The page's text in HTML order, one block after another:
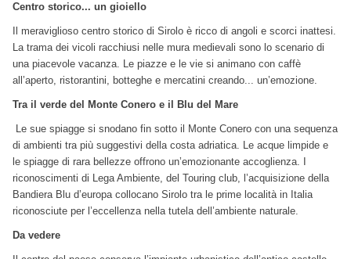
Centro storico... un gioiello
Il meraviglioso centro storico di Sirolo è ricco di angoli e scorci inattesi.
La trama dei vicoli racchiusi nelle mura medievali sono lo scenario di
una piacevole vacanza. Le piazze e le vie si animano con caffè
all’aperto, ristorantini, botteghe e mercatini creando... un’emozione.
Tra il verde del Monte Conero e il Blu del Mare
Le sue spiagge si snodano fin sotto il Monte Conero con una sequenza
di ambienti tra più suggestivi della costa adriatica. Le acque limpide e
le spiagge di rara bellezze offrono un’emozionante accoglienza. I
riconoscimenti di Lega Ambiente, del Touring club, l’acquisizione della
Bandiera Blu d’europa collocano Sirolo tra le prime località in Italia
riconosciute per l’eccellenza nella tutela dell’ambiente naturale.
Da vedere